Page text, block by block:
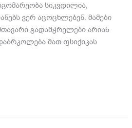
სიკვდილია,
ვერ აცოცხლებენ. მამები
გადამჭრელები არიან
მათ ფსიქიკას